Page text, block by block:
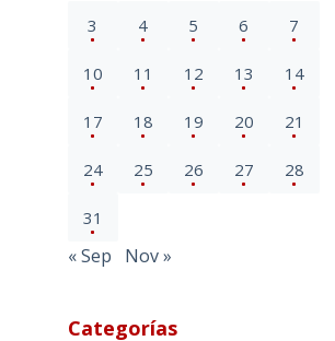
3 4 5 6 7
10 11 12 13 14
17 18 19 20 21
24 25 26 27 28
31
« Sep Nov »
Categorías